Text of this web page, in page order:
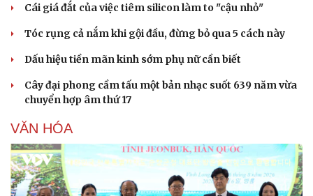
Cái giá đắt của việc tiêm silicon làm to "cậu nhỏ"
Tóc rụng cả nắm khi gội đầu, đừng bỏ qua 5 cách này
Dấu hiệu tiền mãn kinh sớm phụ nữ cần biết
Cây đại phong cầm tấu một bản nhạc suốt 639 năm vừa
chuyển hợp âm thứ 17
VĂN HÓA